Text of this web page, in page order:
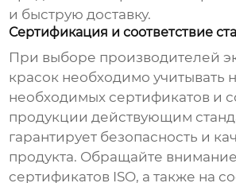
и быструю доставку.
Сертификация и соответствие
При выборе производителей
красок необходимо учитывать
необходимых сертификатов и
продукции действующим
гарантирует безопасность и
продукта. Обращайте
сертификатов ISO, а также на